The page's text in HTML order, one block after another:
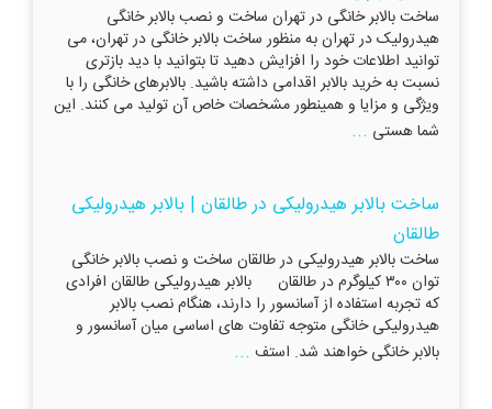
ساخت بالابر خانگی در تهران ساخت و نصب بالابر خانگی
هیدرولیک در تهران به منظور ساخت بالابر خانگی در تهران، می
توانید اطلاعات خود را افزایش دهید تا بتوانید با دید بازتری
نسبت به خرید بالابر اقدامی داشته باشید. بالابرهای خانگی را با
ویژگی و مزایا و همینطور مشخصات خاص آن تولید می کنند. این
شما هستی ...
ساخت بالابر هیدرولیکی در طالقان | بالابر هیدرولیکی
طالقان
ساخت بالابر هیدرولیکی در طالقان ساخت و نصب بالابر خانگی
توان ۳۰۰ کیلوگرم در طالقان بالابر هیدرولیکی طالقان افرادی
که تجربه استفاده از آسانسور را دارند، هنگام نصب بالابر
هیدرولیکی خانگی متوجه تفاوت های اساسی میان آسانسور و
بالابر خانگی خواهند شد. استف ...